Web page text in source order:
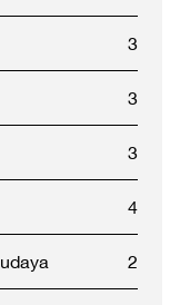
3
3
3
4
2